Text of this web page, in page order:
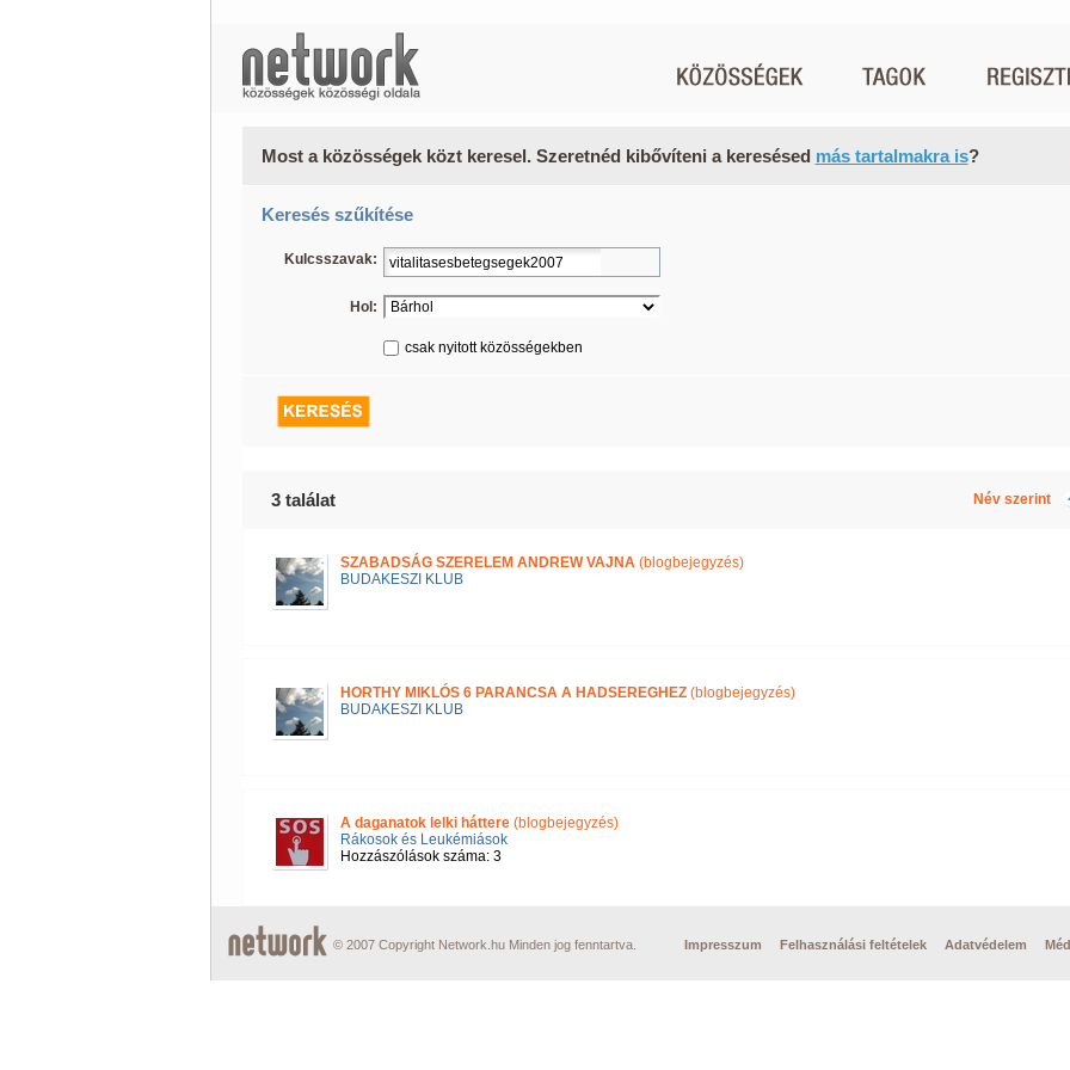
Most a közösségek közt keresel. Szeretnéd kibővíteni a keresésed más tartalmakra is?
Keresés szűkítése
Kulcsszavak:
Hol:
csak nyitott közösségekben
3 találat Név szerint
SZABADSÁG SZERELEM ANDREW VAJNA(blogbejegyzés)
BUDAKESZI KLUB
HORTHY MIKLÓS 6 PARANCSA A HADSEREGHEZ(blogbejegyzés)
BUDAKESZI KLUB
A daganatok lelki háttere(blogbejegyzés)
Rákosok és Leukémiások
Hozzászólások száma: 3
© 2007 Copyright Network.hu Minden jog fenntartva. Impresszum Felhasználási feltételek Adatvédelem